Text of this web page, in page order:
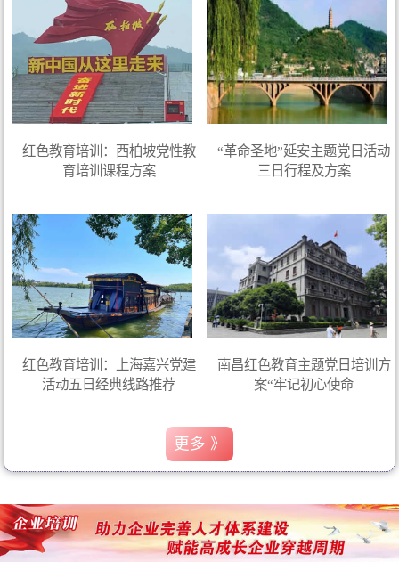
红色教育培训：西柏坡党性教
育培训课程方案
“革命圣地”延安主题党日活动
三日行程及方案
红色教育培训：上海嘉兴党建
活动五日经典线路推荐
南昌红色教育主题党日培训方
案“牢记初心使命
更多 》